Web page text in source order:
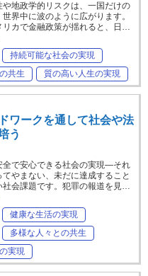
や地政学的リスクは、一国だけの
界中に波のように広がります。
リカで金融政策が揺れると、日…
持続可能な社会の実現
共生
質の高い人生の実現
ワークを通して社会や法
う
全で安心できる社会の実現―それ
やまない、未だに達成すること
社会課題です。犯罪の報道を見…
健康な生活の実現
多様な人々との共生
実現